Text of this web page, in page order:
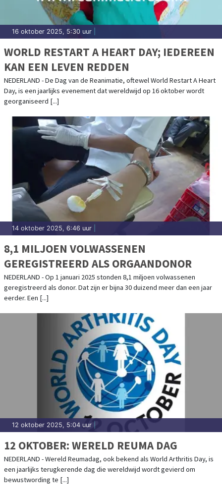
16 oktober 2025, 5:30 uur
WORLD RESTART A HEART DAY; IEDEREEN
KAN EEN LEVEN REDDEN
NEDERLAND - De Dag van de Reanimatie, oftewel World Restart A Heart
Day, is een jaarlijks evenement dat wereldwijd op 16 oktober wordt
georganiseerd [...]
14 oktober 2025, 6:46 uur
8,1 MILJOEN VOLWASSENEN
GEREGISTREERD ALS ORGAANDONOR
NEDERLAND - Op 1 januari 2025 stonden 8,1 miljoen volwassenen
geregistreerd als donor. Dat zijn er bijna 30 duizend meer dan een jaar
eerder. Een [...]
12 oktober 2025, 5:04 uur
12 OKTOBER: WERELD REUMA DAG
NEDERLAND - Wereld Reumadag, ook bekend als World Arthritis Day, is
een jaarlijks terugkerende dag die wereldwijd wordt gevierd om
bewustwording te [...]